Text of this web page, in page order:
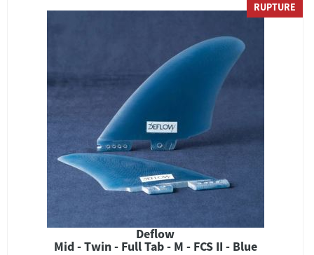
RUPTURE
Deflow
Mid - Twin - Full Tab - M - FCS II - Blue